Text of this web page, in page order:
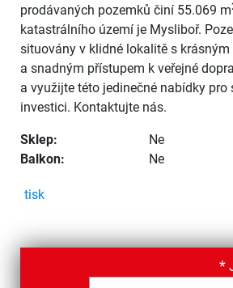
prodávaných pozemků činí 55.069 m
katastrálního území je Mysliboř.
situovány v klidné lokalitě s krásným
a snadným přístupem k veřejné
a využijte této jedinečné nabídky pro
investici. Kontaktujte nás.
Sklep:
Ne
Balkon:
Ne
tisk
*